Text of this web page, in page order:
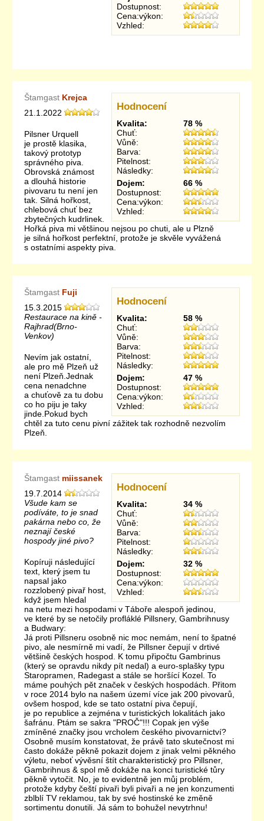
Dostupnost:
Cena:výkon:
Vzhled:
Hodnocení
Kvalita:
78 %
Chuť:
Vůně:
Barva:
Pitelnost:
Následky:
Dojem:
66 %
Dostupnost:
Cena:výkon:
Vzhled:
Štamgast Krejca
21.1.2022
Pilsner Urquell
je prostě klasika,
takový prototyp
správného piva.
Obrovská známost
a dlouhá historie
pivovaru tu není jen
tak. Silná hořkost,
chlebová chuť bez
zbytečných kudrlinek.
Hořká piva mi většinou nejsou po chuti, ale u Plzně
je silná hořkost perfektní, protože je skvěle vyvážená
s ostatními aspekty piva.
Hodnocení
Kvalita:
58 %
Chuť:
Vůně:
Barva:
Pitelnost:
Následky:
Dojem:
47 %
Dostupnost:
Cena:výkon:
Vzhled:
Štamgast Fuji
15.3.2015
Restaurace na kině -
Rajhrad(Brno-
Venkov)
Nevím jak ostatní,
ale pro mě Plzeň už
není Plzeň.Jednak
cena nenadchne
a chuťově za tu dobu
co ho piju je taky
jinde.Pokud bych
chtěl za tuto cenu pivní zážitek tak rozhodně nezvolím
Plzeň.
Hodnocení
Kvalita:
34 %
Chuť:
Vůně:
Barva:
Pitelnost:
Následky:
Dojem:
32 %
Dostupnost:
Cena:výkon:
Vzhled:
Štamgast miissanek
19.7.2014
Všude kam se
podíváte, to je snad
pakárna nebo co, že
neznají české
hospody jiné pivo?
Kopíruji následující
text, který jsem tu
napsal jako
rozzlobený pivař host,
když jsem hledal
na netu mezi hospodami v Táboře alespoň jedinou,
ve které by se netočily profláklé Pillsnery, Gambrihnusy
a Budwary:
Já proti Pillsneru osobně nic moc nemám, není to špatné
pivo, ale nesmírně mi vadí, že Pillsner čepují v drtivé
většině českých hospod. K tomu připočtu Gambrinus
(který se opravdu nikdy pít nedal) a euro-splašky typu
Staropramen, Radegast a stále se horšící Kozel. To
máme pouhých pět značek v českých hospodách. Přitom
v roce 2014 bylo na našem území více jak 200 pivovarů,
ovšem hospod, kde se tato ostatní piva čepují,
je po republice a zejména v turistických lokalitách jako
šafránu. Ptám se sakra "PROČ"!!! Copak jen výše
zmíněné značky jsou vrcholem českého pivovarnictví?
Osobně musím konstatovat, že právě tato skutečnost mi
často dokáže pěkně pokazit dojem z jinak velmi pěkného
výletu, neboť vývěsní štít charakteristický pro Pillsner,
Gambrihnus & spol mě dokáže na konci turistické tůry
pěkně vytočit. No, je to evidentně jen můj problém,
protože kdyby čeští pivaři byli pivaři a ne jen konzumenti
zblblí TV reklamou, tak by své hostinské ke změně
sortimentu donutili. Já sám to bohužel nevytrhnu!